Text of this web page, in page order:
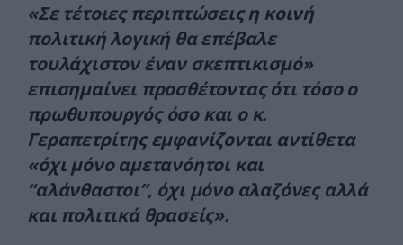
«Σε τέτοιες περιπτώσεις η κοινή
πολιτική λογική θα επέβαλε
τουλάχιστον έναν σκεπτικισμό»
επισημαίνει προσθέτοντας ότι τόσο ο
πρωθυπουργός όσο και ο κ.
Γεραπετρίτης εμφανίζονται αντίθετα
«όχι μόνο αμετανόητοι και
“αλάνθαστοι”, όχι μόνο αλαζόνες αλλά
και πολιτικά θρασείς».